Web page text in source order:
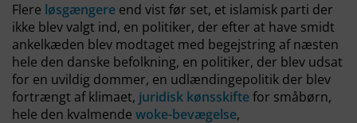
Flere løsgængere end vist før set, et islamisk parti der
ikke blev valgt ind, en politiker, der efter at have smidt
ankelkæden blev modtaget med begejstring af næsten
hele den danske befolkning, en politiker, der blev udsat
for en uvildig dommer, en udlændingepolitik der blev
fortrængt af klimaet, juridisk kønsskiftefor småbørn,
hele den kvalmende woke-bevægelse,